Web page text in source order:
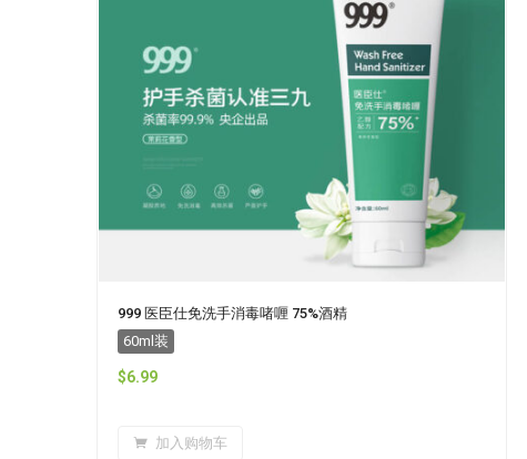
999 医臣仕免洗手消毒啫喱 75%酒精
60ml装
$6.99
加入购物车